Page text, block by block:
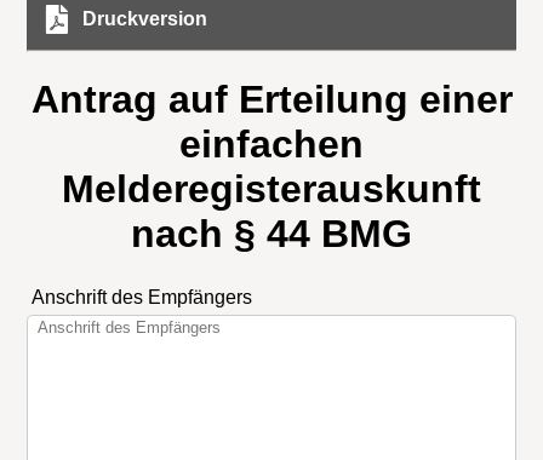
Druckversion
Antrag auf Erteilung einer
einfachen
Melderegisterauskunft
nach § 44 BMG
Anschrift des Empfängers